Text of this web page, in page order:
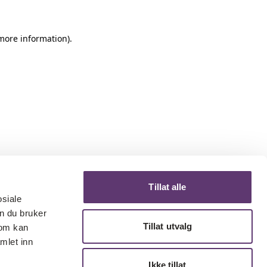
du bruker
kan
inn
Tillat alle
Tillat utvalg
Ikke tillat
information).